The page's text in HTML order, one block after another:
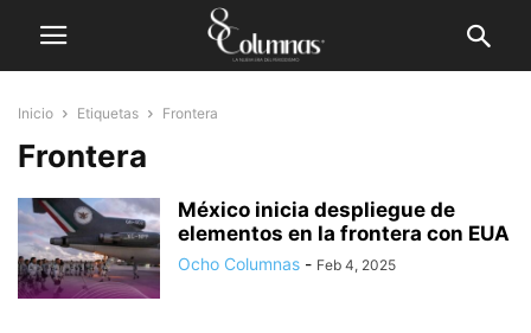
Inicio Etiquetas Frontera
Frontera
México inicia despliegue de
elementos en la frontera con EUA
Ocho Columnas - Feb 4, 2025